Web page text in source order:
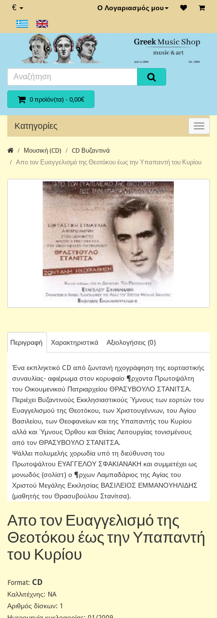
€ Ο Λογαριασμός μου
0 προϊόν(τα) - 0,00€
Κατηγορίες
Μουσική (CD)
CD Βυζαντινά
Απο τον Ευαγγελισμό της Θεοτόκου έως την Υπαπαντή του Κυρίου
Περιγραφή Χαρακτηριστικά Αξιολογήσεις (0)
Ένα εκπληκτικό CD από ζωντανή ηχογράφηση της εορταστικής
συναυλίας- αφιέρωμα στον κορυφαίο ¶ρχοντα Πρωτοψάλτη
του Οικουμενικού Πατριαρχείου ΘΡΑΣΥΒΟΥΛΟ ΣΤΑΝΙΤΣΑ.
Περιέχει Βυζαντινούς Εκκλησιαστικούς Ύμνους των εορτών του
Ευαγγελισμού της Θεοτόκου, των Χριστουγέννων, του Αγίου
Βασιλείου, των Θεοφανείων και της Υπαπαντής του Κυρίου
αλλά και Ύμνους Όρθου και Θείας Λειτουργίας τονισμένους
από τον ΘΡΑΣΥΒΟΥΛΟ ΣΤΑΝΙΤΣΑ.
Ψάλλει πολυμελής χορωδία υπό τη διεύθυνση του
Πρωτοψάλτου ΕΥΑΓΓΕΛΟΥ ΣΦΑΚΙΑΝΑΚΗ και συμμετέχει ως
μονωδός (σολίστ) ο ¶ρχων Λαμπαδάριος της Αγίας του
Χριστού Μεγάλης Εκκλησίας ΒΑΣΙΛΕΙΟΣ ΕΜΜΑΝΟΥΗΛΙΔΗΣ
(μαθητής του Θρασυβούλου Στανίτσα).
Απο τον Ευαγγελισμό της
Θεοτόκου έως την Υπαπαντή
του Κυρίου
Format: CD
Καλλιτέχνης: NA
Αριθμός δίσκων: 1